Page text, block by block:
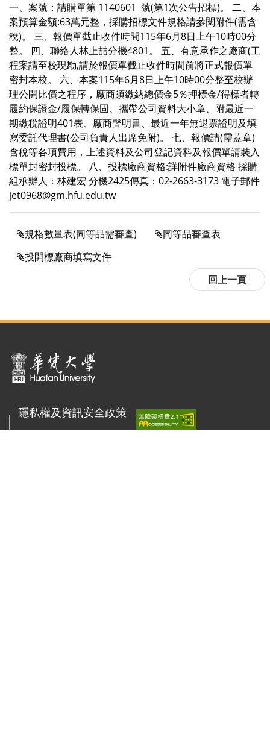
一、案號：請購單第 1140601 號(第1次公告招標)。 二、本
案預算金額:63萬元整，採購招標文件規格請參閱附件(需含
稅)。 三、報價單截止收件時間115年6月8日上午10時00分
整。 四、聯絡人林上喆分機4801。 五、有意承作之廠商(工
程案請至校現勘,請於報價單截止收件時間前將正式報價單
密封本校。 六、本案115年6月8日上午10時00分整至校辦
理公開比價之程序，廠商須繳納總價金5％押標金/得標者轉
履約保證金/履保轉保固、攜帶公司資料大小章、附最近一
期繳稅證明401表、廠商聲明書、最近一年無退票證明及填
寫委託代理書(公司負責人出席免附)。 七、報價請(需蓋章)
含稅等各項費用，上述資料及公司登記資料及報價單請裝入
標單封密封投標。 八、投標廠商資格:詳附件廠商資格 採購
組承辦人：林建宏 分機2425傳真：02-2663-3173 電子郵件
jet0968@gm.hfu.edu.tw
規格數量表(同等品需審查)
同等品審查表
投開標廠商填寫文件
隱私權及資訊安全政策